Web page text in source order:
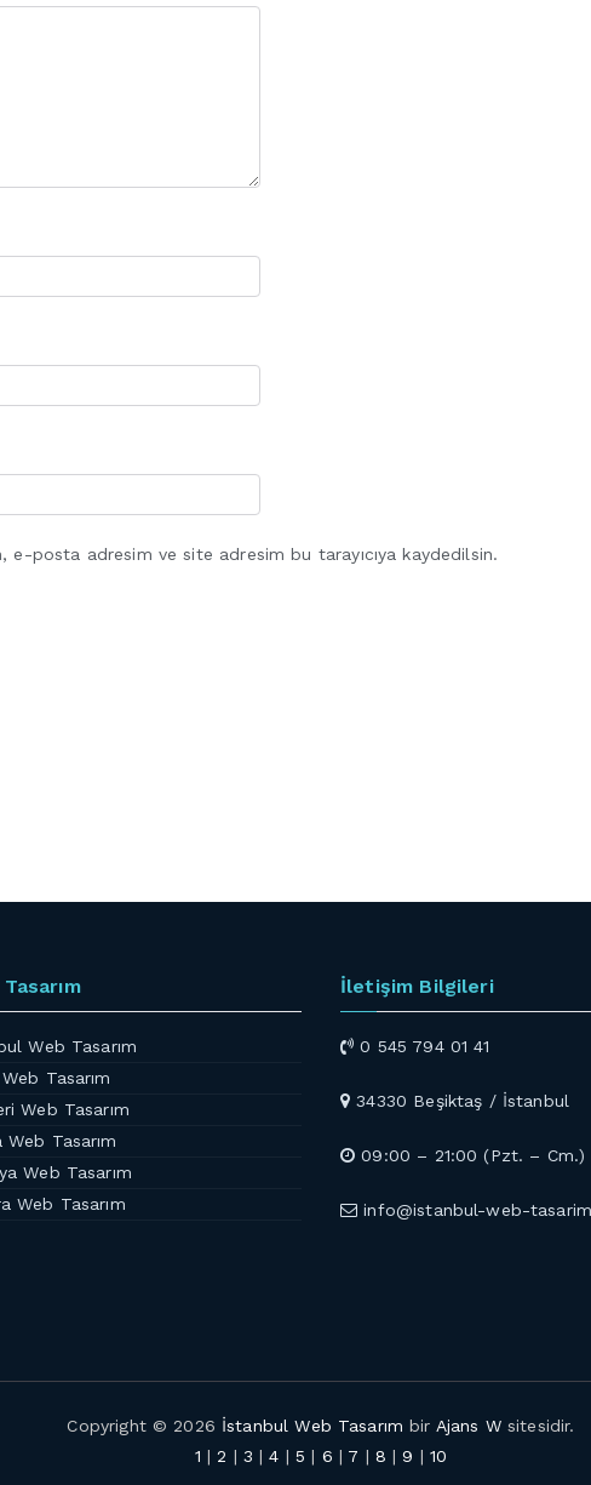
e-posta adresim ve site adresim bu tarayıcıya kaydedilsin.
Web Tasarım
Tasarım
Web Tasarım
Web Tasarım
Web Tasarım
Web Tasarım
İletişim Bilgileri
0 545 794 01 41
34330 Beşiktaş / İstanbul
09:00 – 21:00 (Pzt. – Cm.)
info@istanbul-web-
Copyright © 2026 İstanbul Web Tasarım bir Ajans Wsitesidir.
1 |2 | 3 |4 |5 | 6 | 7 | 8 |9 |10